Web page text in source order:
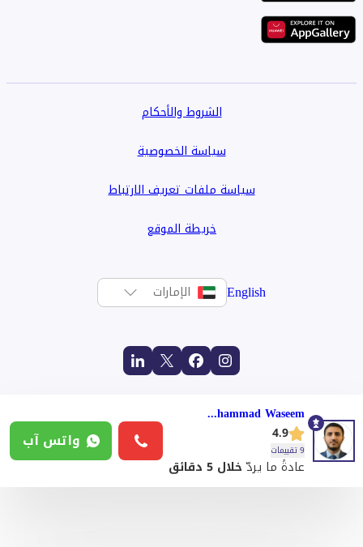
الشروط والأحكام
سياسة الخصوصية
سياسة ملفات تعريف الارتباط
خريطة الموقع
English الإمارات
Mohammad Waseem
4.9
9 تقييمات
عادةً ما يردّخلال 5 دقائق
واتس آب